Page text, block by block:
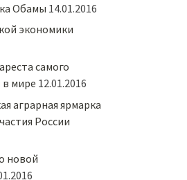
Обамы 14.01.2016
экономики
самого
в мире 12.01.2016
аграрная ярмарка
России
новой